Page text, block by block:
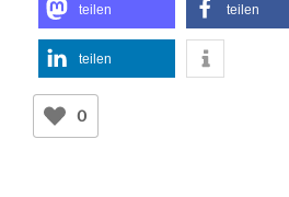
teilen teilen
teilen
0